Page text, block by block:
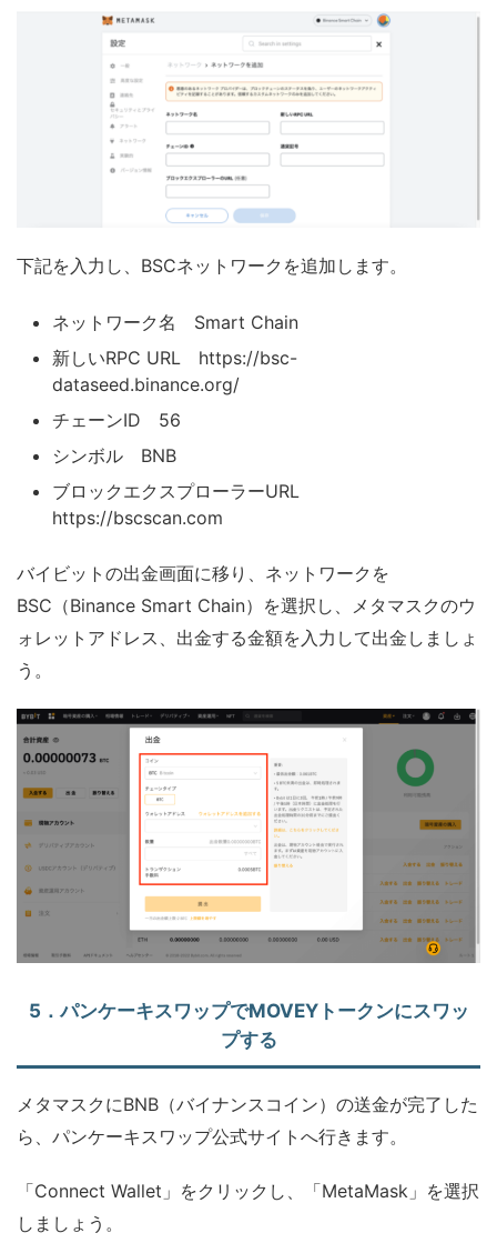
下記を入力し、BSCネットワークを追加します。
ネットワーク名 Smart Chain
新しいRPC URL https://bsc-
dataseed.binance.org/
チェーンID 56
シンボル BNB
ブロックエクスプローラーURL
https://bscscan.com
バイビットの出金画面に移り、ネットワークを
BSC（Binance Smart Chain）を選択し、メタマスクのウ
ォレットアドレス、出金する金額を入力して出金しましょ
う。
5．パンケーキスワップでMOVEYトークンにスワッ
プする
メタマスクにBNB（バイナンスコイン）の送金が完了した
ら、パンケーキスワップ公式サイトへ行きます。
「Connect Wallet」をクリックし、「MetaMask」を選択
しましょう。